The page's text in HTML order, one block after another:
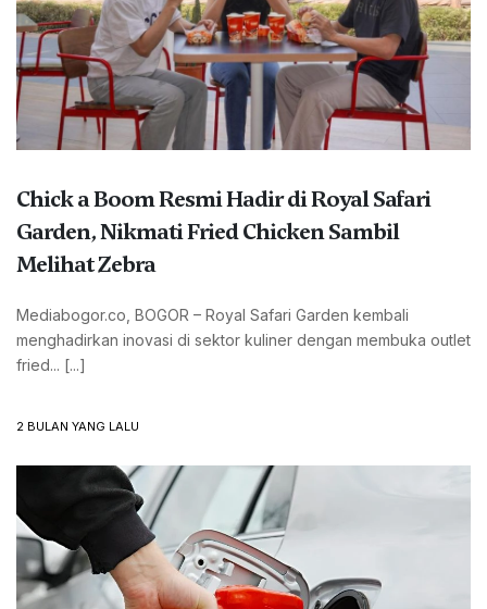
Chick a Boom Resmi Hadir di Royal Safari
Garden, Nikmati Fried Chicken Sambil
Melihat Zebra
Mediabogor.co, BOGOR – Royal Safari Garden kembali
menghadirkan inovasi di sektor kuliner dengan membuka outlet
fried... [...]
2 BULAN YANG LALU